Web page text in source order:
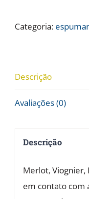
218
12%
vol.
quantidade
Categoria:
Descrição
Avaliações (0)
Descrição
Merlot, Viognier,
em contato com